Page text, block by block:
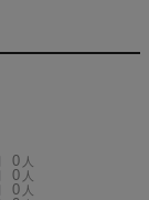
0 人
0 人
0 人